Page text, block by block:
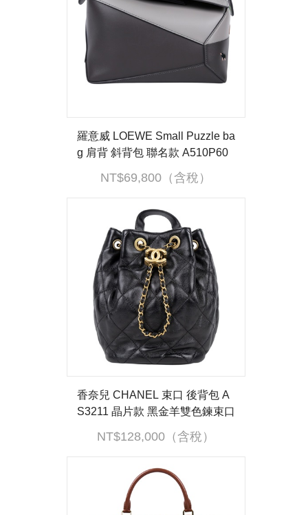
羅意威 LOEWE Small Puzzle ba
g 肩背 斜背包 聯名款 A510P60
NT$69,800（含稅）
香奈兒 CHANEL 束口 後背包 A
S3211 晶片款 黑金羊雙色鍊束口
迷你後背包 原廠盒子/防塵袋
NT$128,000（含稅）